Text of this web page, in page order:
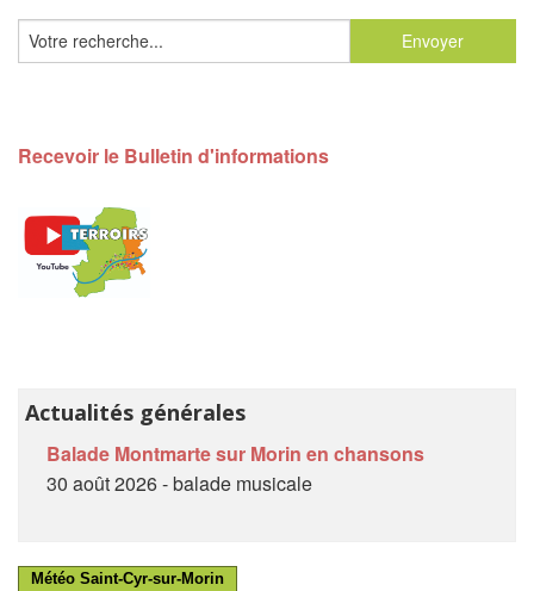
Recevoir le Bulletin d'informations
Actualités générales
Balade Montmarte sur Morin en chansons
30 août 2026 - balade musicale
Météo Saint-Cyr-sur-Morin